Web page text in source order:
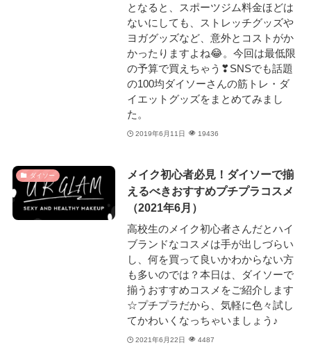
となると、スポーツジム料金ほどは
ないにしても、ストレッチグッズや
ヨガグッズなど、意外とコストがか
かったりますよね😂。今回は最低限
の予算で買えちゃう❣SNSでも話題
の100均ダイソーさんの筋トレ・ダ
イエットグッズをまとめてみまし
た。
2019年6月11日 19436
ダイソー
メイク初心者必見！ダイソーで揃
えるべきおすすめプチプラコスメ
（2021年6月）
高校生のメイク初心者さんだとハイ
ブランドなコスメは手が出しづらい
し、何を買って良いかわからない方
も多いのでは？本日は、ダイソーで
揃うおすすめコスメをご紹介します
☆プチプラだから、気軽に色々試し
てかわいくなっちゃいましょう♪
2021年6月22日 4487